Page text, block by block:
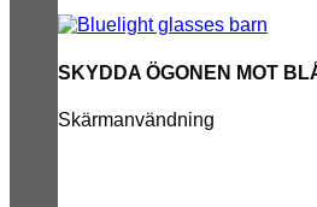
SKYDDA ÖGONEN MOT
Skärmanvändning